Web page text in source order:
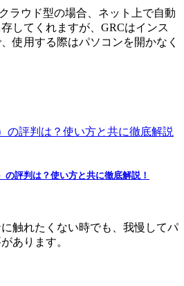
ラウド型の場合、ネット上で自動
してくれますが、GRCはインス
使用する際はパソコンを開かなく
評判は？使い方と共に徹底解説！
触れたくない時でも、我慢してパ
あります。